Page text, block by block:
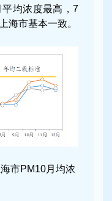
均浓度最高，7
海市基本一致。
市PM10月均浓